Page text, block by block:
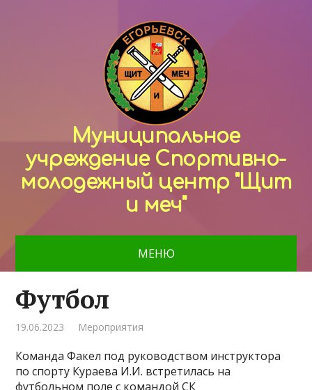
Муниципальное
учреждение Спортивно-
молодежный центр "Щит
и меч"
МЕНЮ
Футбол
19.06.2023 Мероприятия
Команда Факел под руководством инструктора
по спорту Кураева И.И. встретилась на
футбольном поле с командой СК